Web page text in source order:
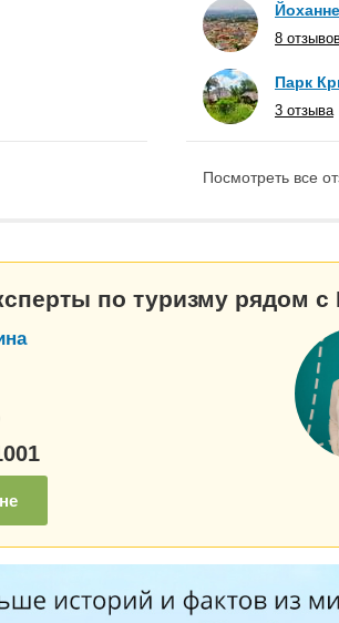
8
3 отзыва
Посмотреть все
по туризму рядом с